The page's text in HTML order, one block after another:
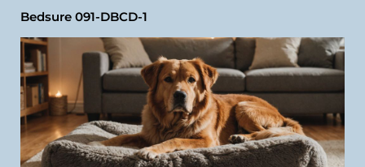
Bedsure 091-DBCD-1